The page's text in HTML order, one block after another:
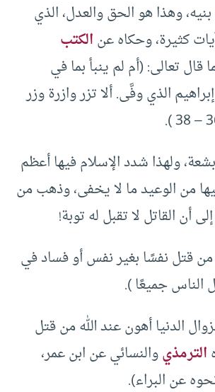
وهذا هو الحق والعدل، الذي
كثيرة، وحكاه عنالكتب
قال تعالى: (أم لم ينبأ بما في
الذي وفَّى. ألا تزر وازرة وزر
ولهذا شدد الإسلام فيها أعظم
من الوعيد ما لا يخفى، وذهب من
أن القاتل لا تقبل له توبة!
من قتل نفسًا بغير نفس أو فساد في
الناس جميعًا ).
الدنيا أهون عند الله من قتل
الترمذيوالنسائي عن ابن عمر،
عن البراء).